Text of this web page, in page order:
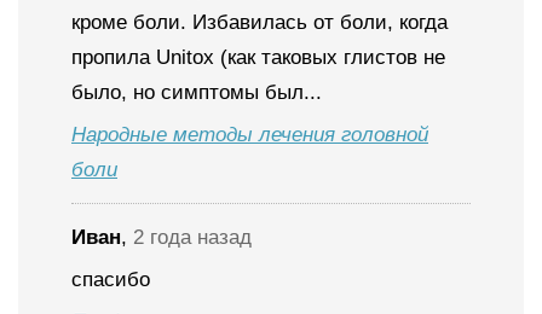
кроме боли. Избавилась от боли, когда
пропила Unitox (как таковых глистов не
было, но симптомы был...
Народные методы лечения головной
боли
Иван, 2 года назад
спасибо